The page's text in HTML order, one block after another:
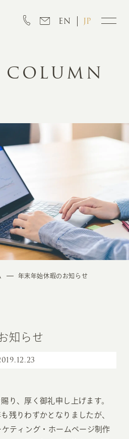
EN JP
COLUMN
年末年始休暇のお知らせ
知らせ
.12.23
り、厚く御礼申し上げます。
残りわずかとなりましたが、
ティング・ホームページ制作